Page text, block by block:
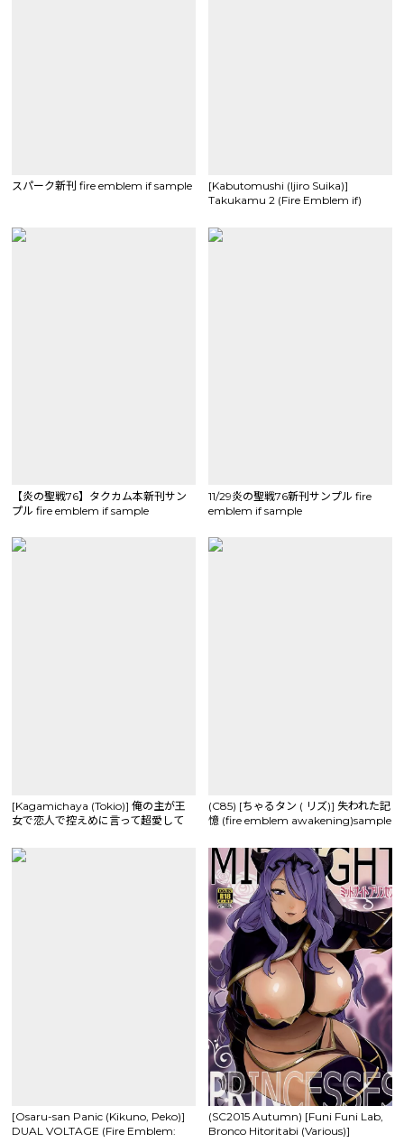
スパーク新刊 fire emblem if sample
[Kabutomushi (Ijiro Suika)]
Takukamu 2 (Fire Emblem if)
【炎の聖戦76】タクカム本新刊サン
プル fire emblem if sample
11/29炎の聖戦76新刊サンプル fire
emblem if sample
[Kagamichaya (Tokio)] 俺の主が王
女で恋人で控えめに言って超愛して
(C85) [ちゃるタン ( リズ)] 失われた記
憶 (fire emblem awakening)sample
[Osaru-san Panic (Kikuno, Peko)]
DUAL VOLTAGE (Fire Emblem:
(SC2015 Autumn) [Funi Funi Lab,
Bronco Hitoritabi (Various)]